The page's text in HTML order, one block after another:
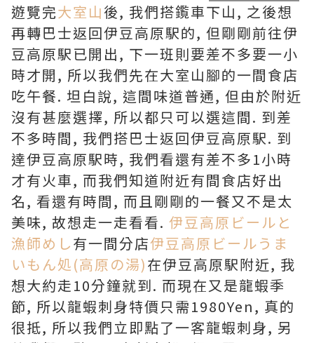
遊覽完大室山後, 我們搭鑬車下山, 之後想
再轉巴士返回伊豆高原駅的, 但剛剛前往伊
豆高原駅已開出, 下一班則要差不多要一小
時才開, 所以我們先在大室山腳的一間食店
吃午餐. 坦白說, 這間味道普通, 但由於附近
沒有甚麼選擇, 所以都只可以選這間. 到差
不多時間, 我們搭巴士返回伊豆高原駅. 到
達伊豆高原駅時, 我們看還有差不多1小時
才有火車, 而我們知道附近有間食店好出
名, 看還有時間, 而且剛剛的一餐又不是太
美味, 故想走一走看看. 伊豆高原ビールと
漁師めし有一間分店伊豆高原ビールうま
いもん処(高原の湯)在伊豆高原駅附近, 我
想大約走10分鐘就到. 而現在又是龍蝦季
節, 所以龍蝦刺身特價只需1980Yen, 真的
很抵, 所以我們立即點了一客龍蝦刺身, 另